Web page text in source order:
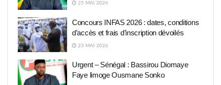
25 MAI 2026
Concours INFAS 2026 : dates, conditions
d’accès et frais d’inscription dévoilés
23 MAI 2026
Urgent – Sénégal : Bassirou Diomaye
Faye limoge Ousmane Sonko